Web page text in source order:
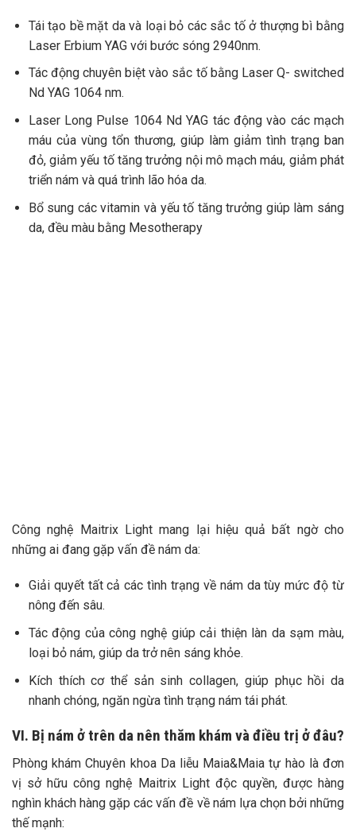
Tái tạo bề mặt da và loại bỏ các sắc tố ở thượng bì bằng
Laser Erbium YAG với bước sóng 2940nm.
Tác động chuyên biệt vào sắc tố bằng Laser Q- switched
Nd YAG 1064 nm.
Laser Long Pulse 1064 Nd YAG tác động vào các mạch
máu của vùng tổn thương, giúp làm giảm tình trạng ban
đỏ, giảm yếu tố tăng trưởng nội mô mạch máu, giảm phát
triển nám và quá trình lão hóa da.
Bổ sung các vitamin và yếu tố tăng trưởng giúp làm sáng
da, đều màu bằng Mesotherapy
Công nghệ Maitrix Light mang lại hiệu quả bất ngờ cho
những ai đang gặp vấn đề nám da:
Giải quyết tất cả các tình trạng về nám da tùy mức độ từ
nông đến sâu.
Tác động của công nghệ giúp cải thiện làn da sạm màu,
loại bỏ nám, giúp da trở nên sáng khỏe.
Kích thích cơ thể sản sinh collagen, giúp phục hồi da
nhanh chóng, ngăn ngừa tình trạng nám tái phát.
VI. Bị nám ở trên da nên thăm khám và điều trị ở đâu?
Phòng khám Chuyên khoa Da liễu Maia&Maia tự hào là đơn
vị sở hữu công nghệ Maitrix Light độc quyền, được hàng
nghìn khách hàng gặp các vấn đề về nám lựa chọn bởi những
thế mạnh: